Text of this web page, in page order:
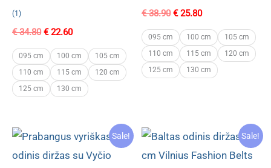
(1)
€34.80 Original
was:
€ 34.80.
€22.60Current
is:
€ 22.60.
095 cm 100 cm
105 cm
110 cm
115 cm
120 cm
125 cm
130 cm
€38.90 Original
was:
€ 38.90.
€25.80Current
is:
€ 25.80.
095 cm 100 cm
105 cm
110 cm
115 cm
120 cm
125 cm
130 cm
Sale! Sale!